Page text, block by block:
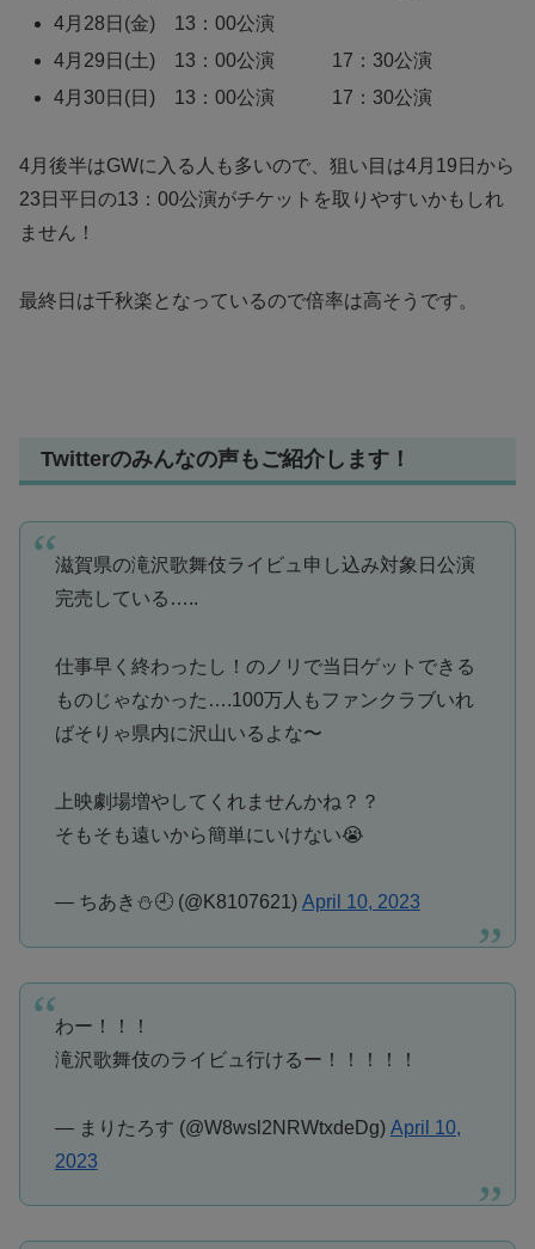
4月28日(金) 13：00公演
4月29日(土) 13：00公演 17：30公演
4月30日(日) 13：00公演 17：30公演
4月後半はGWに入る人も多いので、狙い目は4月19日から
23日平日の13：00公演がチケットを取りやすいかもしれ
ません！
最終日は千秋楽となっているので倍率は高そうです。
Twitterのみんなの声もご紹介します！
滋賀県の滝沢歌舞伎ライビュ申し込み対象日公演
完売している…..
仕事早く終わったし！のノリで当日ゲットできる
ものじゃなかった….100万人もファンクラブいれ
ばそりゃ県内に沢山いるよな〜
上映劇場増やしてくれませんかね？？
そもそも遠いから簡単にいけない😭
— ちあき⛄️🕘 (@K8107621) April 10, 2023
わー！！！
滝沢歌舞伎のライビュ行けるー！！！！！
— まりたろす (@W8wsl2NRWtxdeDg) April 10,
2023